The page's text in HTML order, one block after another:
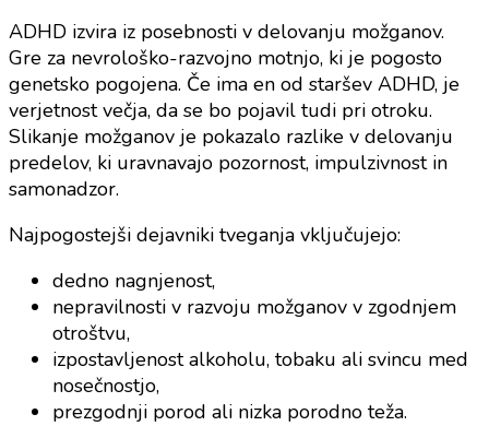
ADHD izvira iz posebnosti v delovanju možganov.
Gre za nevrološko-razvojno motnjo, ki je pogosto
genetsko pogojena. Če ima en od staršev ADHD, je
verjetnost večja, da se bo pojavil tudi pri otroku.
Slikanje možganov je pokazalo razlike v delovanju
predelov, ki uravnavajo pozornost, impulzivnost in
samonadzor.
Najpogostejši dejavniki tveganja vključujejo:
dedno nagnjenost,
nepravilnosti v razvoju možganov v zgodnjem
otroštvu,
izpostavljenost alkoholu, tobaku ali svincu med
nosečnostjo,
prezgodnji porod ali nizka porodno teža.